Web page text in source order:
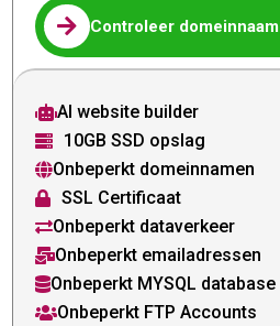
 Controleer domeinnaam
AI website builder
 10GB SSD opslag
Onbeperkt domeinnamen
 SSL Certificaat
Onbeperkt dataverkeer
Onbeperkt emailadressen
Onbeperkt MYSQL database
Onbeperkt FTP Accounts